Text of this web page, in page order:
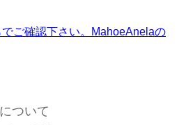
ご確認下さい。MahoeAnelaの
ついて